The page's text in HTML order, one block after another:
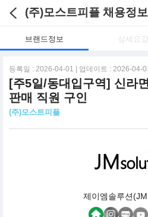
(주)모스트피플 채용정보
브랜드정보 상세요강
등록일 : 2026-04-01 | 업데이트 : 2026-04-
[주5일/동대입구역] 신라
판매 직원 구인
(주)모스트피플
제이엠솔루션